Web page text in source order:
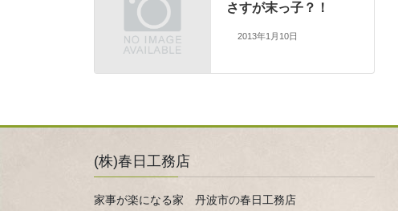
さすが末っ子？！
2013年1月10日
(株)春日工務店
家事が楽になる家 丹波市の春日工務店